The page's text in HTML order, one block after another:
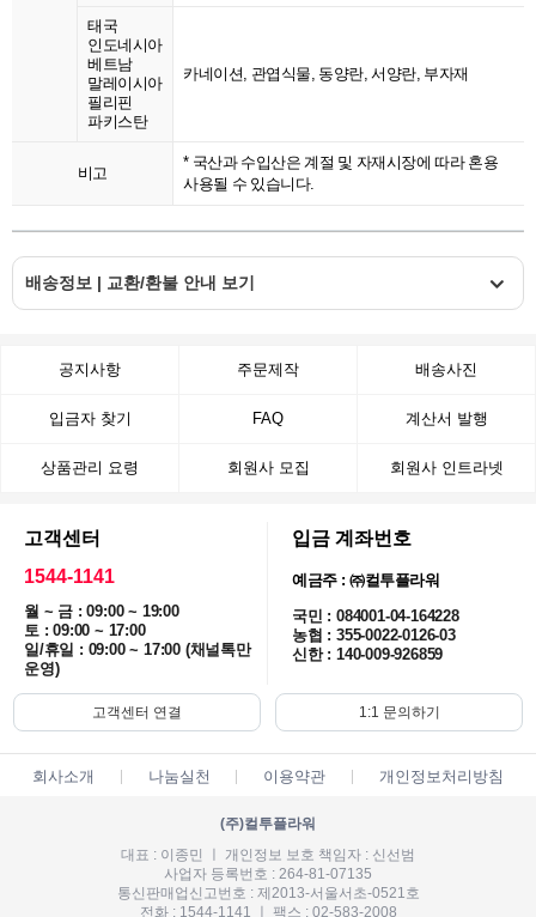
태국
인도네시아
베트남
말레이시아
필리핀
파키스탄
카네이션, 관엽식물, 동양란, 서양란, 부자재
비고
* 국산과 수입산은 계절 및 자재시장에 따라 혼용
사용될 수 있습니다.
배송정보 | 교환/환불 안내 보기
공지사항 주문제작 배송사진
입금자 찾기 FAQ 계산서 발행
상품관리 요령 회원사 모집 회원사 인트라넷
고객센터
1544-1141
월 ~ 금 : 09:00 ~ 19:00
토 : 09:00 ~ 17:00
일/휴일 : 09:00 ~ 17:00 (채널톡만
운영)
입금 계좌번호
예금주 : ㈜컬투플라워
국민 : 084001-04-164228
농협 : 355-0022-0126-03
신한 : 140-009-926859
고객센터 연결 1:1 문의하기
회사소개 나눔실천 이용약관 개인정보처리방침
(주)컬투플라워
대표 : 이종민 ㅣ 개인정보 보호 책임자 : 신선범
사업자 등록번호 : 264-81-07135
통신판매업신고번호 : 제2013-서울서초-0521호
전화 : 1544-1141 ㅣ 팩스 : 02-583-2008